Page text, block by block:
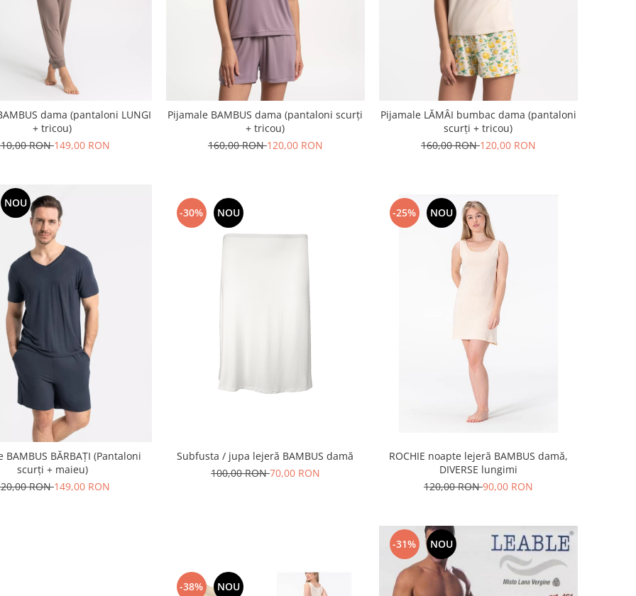
dama (pantaloni LUNGI
+ tricou)
RON149,00 RON
Pijamale BAMBUS dama (pantaloni scurți
+ tricou)
160,00 RON120,00 RON
Pijamale LĂMÂI bumbac dama (pantaloni
scurți + tricou)
160,00 RON120,00 RON
NOU
BAMBUS BĂRBAȚI (Pantaloni
scurți + maieu)
RON149,00 RON
-30% NOU
Subfusta / jupa lejeră BAMBUS damă
100,00 RON70,00 RON
-25% NOU
ROCHIE noapte lejeră BAMBUS damă,
DIVERSE lungimi
120,00 RON90,00 RON
-38% NOU
-31% NOU